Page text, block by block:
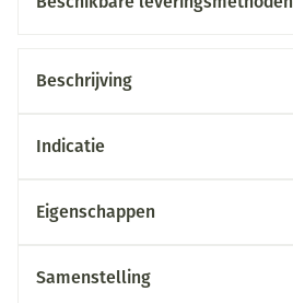
Beschrijving
Indicatie
Eigenschappen
Samenstelling